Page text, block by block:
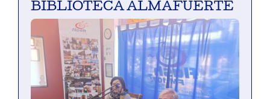
BIBLIOTECA ALMAFUERTE